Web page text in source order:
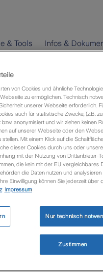
& Tools Infos &
Alone-Tool.
bei der Befüllung der
angezeigt, so dass Sie
von Cookies und ähnliche
zu ermöglichen. Technisch
unserer Webseite erforderlich.
auch für statistische Zwecke, (z.B.
anonymisiert und wir ziehen keinen
auf unserer Webseite oder den
Mit einem Klick auf die Schaltfläche
dieser Cookies durch uns oder
mit der Nutzung von Drittanbieter-
die kein mit der EU vergleichbares
die Daten nutzen und
Einwilligung können Sie jederzeit über
Impressum
Nur technisch
Zustimmen